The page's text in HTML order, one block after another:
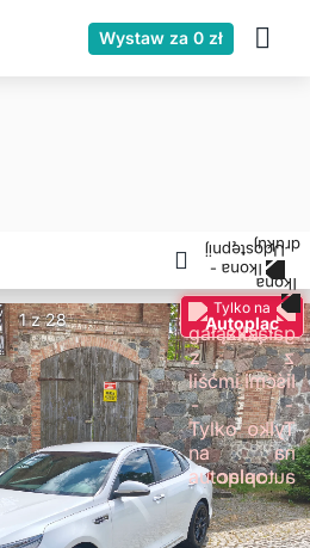
Wystaw za 0 zł
1 z 28
Tylko na
Autoplac